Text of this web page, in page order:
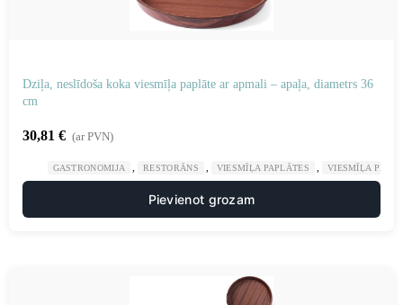
Dziļa, neslīdoša koka viesmīļa paplāte ar apmali – apaļa, diametrs 36
cm
30,81 € (ar PVN)
GASTRONOMIJA RESTORĀNS VIESMĪĻA PAPLĀTES VIESMĪĻA
Pievienot grozam